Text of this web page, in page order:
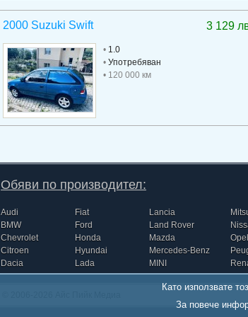
3 129
2000 Suzuki Swift
• 1.0
• Употребяван
• 120 000 км
Обяви по производител:
Audi
BMW
Chevrolet
Citroen
Dacia
Fiat
Ford
Honda
Hyundai
Lada
Lancia
Land Rover
Mazda
Mercedes-Benz
MINI
Opel
Като използвате
За повече